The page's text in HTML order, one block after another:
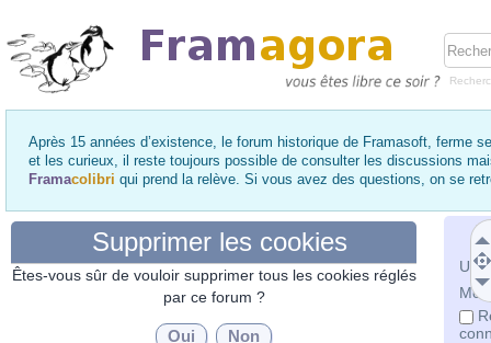
Après 15 années d’existence, le forum historique de Framasoft, ferme
et les curieux, il reste toujours possible de consulter les discussions
Framacolibri qui prend la relève. Si vous avez des questions, on se
Mot
Supprimer les cookies
Êtes-vous sûr de vouloir supprimer tous les cookies réglés
par ce forum ?